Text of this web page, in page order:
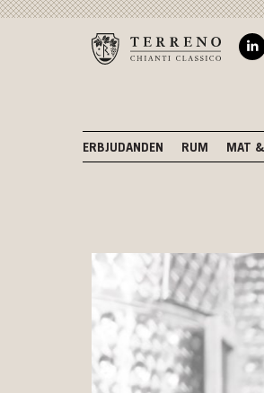
ERBJUDANDEN RUM MAT